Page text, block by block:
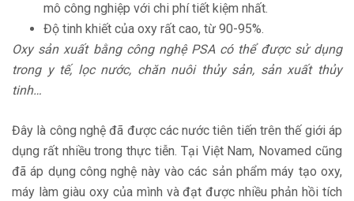
mô công nghiệp với chi phí tiết kiệm nhất.
Độ tinh khiết của oxy rất cao, từ 90-95%.
Oxy sản xuất bằng công nghệ PSA có thể được sử dụng
trong y tế, lọc nước, chăn nuôi thủy sản, sản xuất thủy
tinh…
Đây là công nghệ đã được các nước tiên tiến trên thế giới áp
dụng rất nhiều trong thực tiễn. Tại Việt Nam, Novamed cũng
đã áp dụng công nghệ này vào các sản phẩm máy tạo oxy,
máy làm giàu oxy của mình và đạt được nhiều phản hồi tích